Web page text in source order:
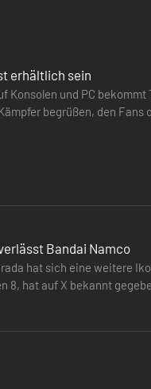
erhältlich sein
Konsolen und PC
begrüßen, den Fans
Bandai Namco
hat sich eine weitere
8, hat auf X bekannt